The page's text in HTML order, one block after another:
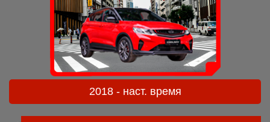
2018 - наст. время